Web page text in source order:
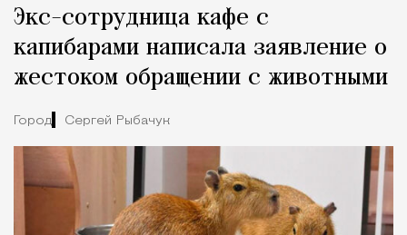
Город
Экс-сотрудница кафе с
капибарами написала заявление о
жестоком обращении с животными
Город Сергей Рыбачук